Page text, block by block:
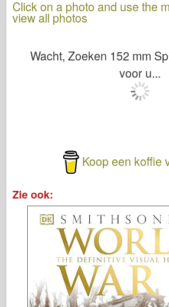
Click on a photo and use the
view all photos
Wacht, Zoeken 152 mm
voor u...
Koop een koffie
Zie ook: